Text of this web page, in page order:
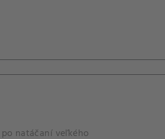
natáčaní veľkého